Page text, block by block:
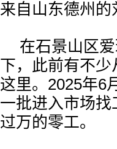
来自山东德州的
在石景山区
下，此前有不少
这里。2025年6
一批进入市场
过万的零工。